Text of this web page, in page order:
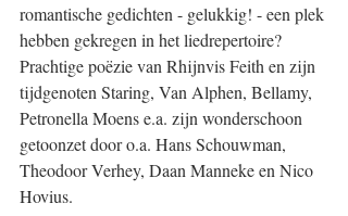
romantische gedichten - gelukkig! - een plek
hebben gekregen in het liedrepertoire?
Prachtige poëzie van Rhijnvis Feith en zijn
tijdgenoten Staring, Van Alphen, Bellamy,
Petronella Moens e.a. zijn wonderschoon
getoonzet door o.a. Hans Schouwman,
Theodoor Verhey, Daan Manneke en Nico
Hovius.